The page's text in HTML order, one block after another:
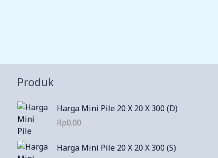
Produk
Harga Mini Pile 20 X 20 X 300 (D)
Rp0.00
Harga Mini Pile 20 X 20 X 300 (S)